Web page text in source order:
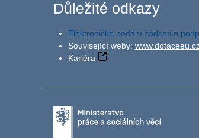
Důležité odkazy
Elektronické podání žádosti o
Související weby:
Kariéra